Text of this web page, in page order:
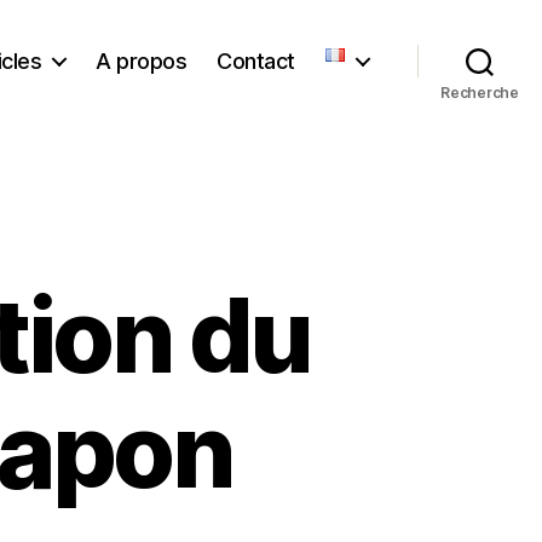
A propos Contact
Recherche
du